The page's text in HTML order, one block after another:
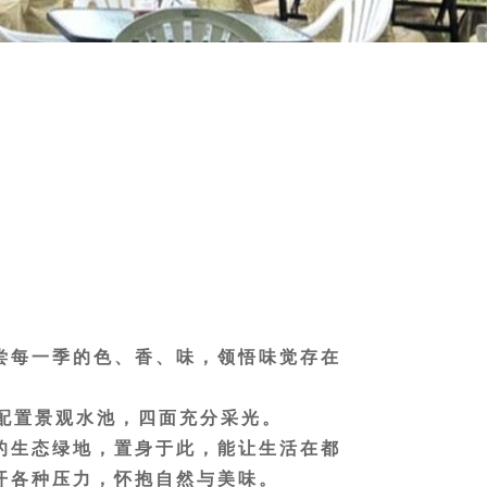
一季的色、香、味，领悟味觉存在
置景观水池，四面充分采光。
生态绿地，置身于此，能让生活在都
种压力，怀抱自然与美味。